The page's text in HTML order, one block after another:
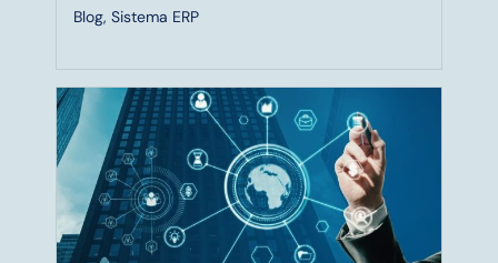
Blog, Sistema ERP